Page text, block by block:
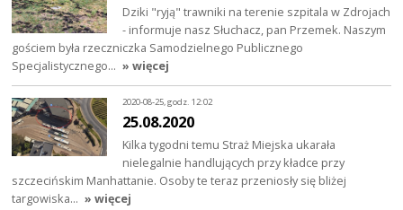
Dziki "ryją" trawniki na terenie szpitala w Zdrojach
- informuje nasz Słuchacz, pan Przemek. Naszym
gościem była rzeczniczka Samodzielnego Publicznego
Specjalistycznego… » więcej
2020-08-25, godz. 12:02
25.08.2020
Kilka tygodni temu Straż Miejska ukarała
nielegalnie handlujących przy kładce przy
szczecińskim Manhattanie. Osoby te teraz przeniosły się bliżej
targowiska… » więcej